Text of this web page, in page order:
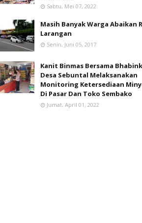
Sabtu, Mei 07, 2022
Masih Banyak Warga Abaikan
Larangan
Senin, Juni 05, 2017
Kanit Binmas Bersama
Desa Sebuntal Melaksanakan
Monitoring Ketersediaan
Di Pasar Dan Toko Sembako
Jumat, April 01, 2022